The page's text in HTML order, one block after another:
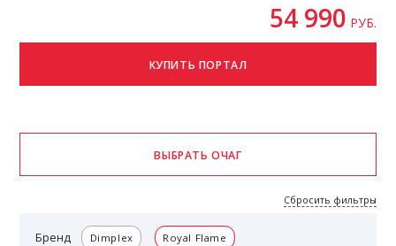
54 990 РУБ.
Бренд Dimplex Royal Flame
Сбросить фильтры